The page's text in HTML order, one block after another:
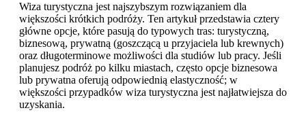
Wiza turystyczna jest najszybszym rozwiązaniem dla
większości krótkich podróży. Ten artykuł przedstawia cztery
główne opcje, które pasują do typowych tras: turystyczną,
biznesową, prywatną (goszczącą u przyjaciela lub krewnych)
oraz długoterminowe możliwości dla studiów lub pracy. Jeśli
planujesz podróż po kilku miastach, często opcje biznesowa
lub prywatna oferują odpowiednią elastyczność; w
większości przypadków wiza turystyczna jest najłatwiejsza do
uzyskania.